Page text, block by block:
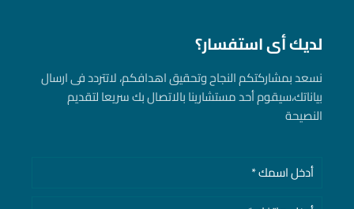
لديك أى استفسار؟
نسعد بمشاركتكم النجاح وتحقيق اهدافكم، لاتتردد فى ارسال
بياناتك، سيقوم أحد مستشارينا بالاتصال بك سريعا لتقديم
النصيحة